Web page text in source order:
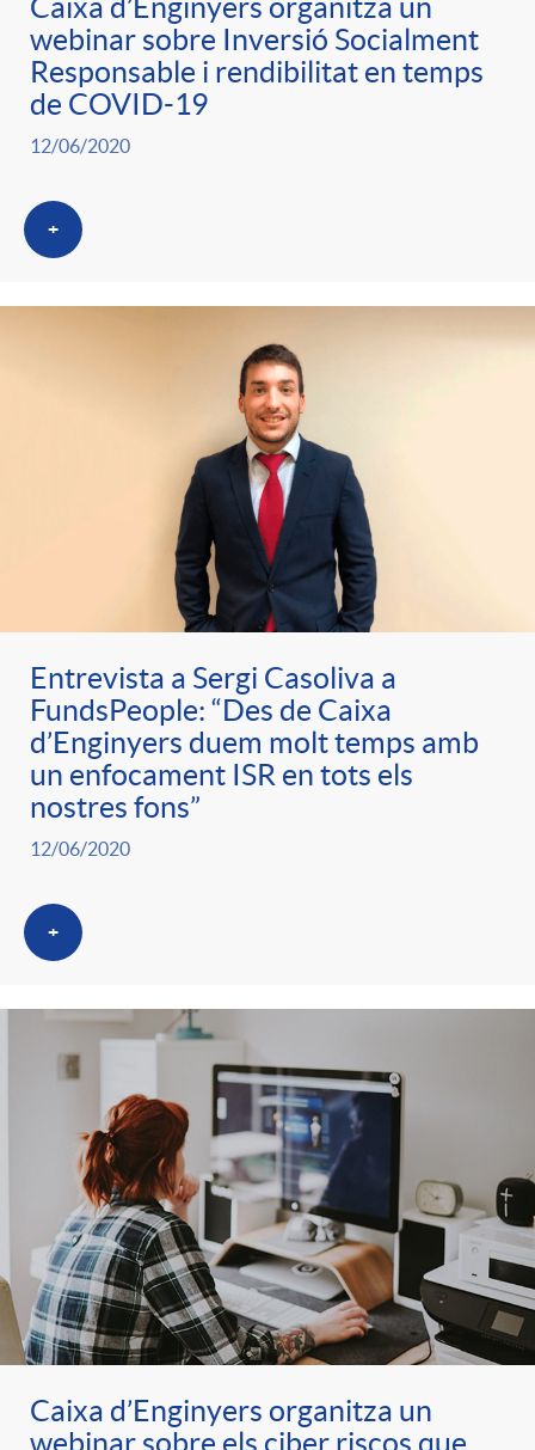
Caixa d’Enginyers organitza un
webinar sobre Inversió Socialment
Responsable i rendibilitat en temps
de COVID-19
12/06/2020
+
Entrevista a Sergi Casoliva a
FundsPeople: “Des de Caixa
d’Enginyers duem molt temps amb
un enfocament ISR en tots els
nostres fons”
12/06/2020
+
Caixa d’Enginyers organitza un
webinar sobre els ciber riscos que